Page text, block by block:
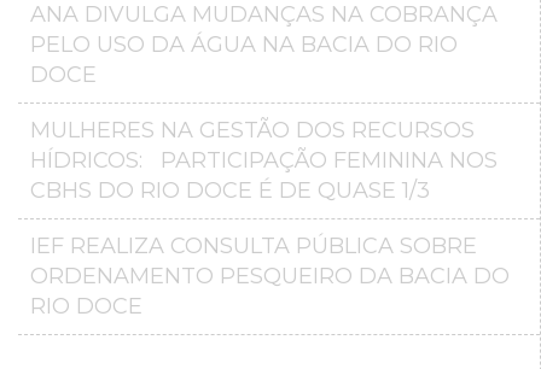
ANA DIVULGA MUDANÇAS NA COBRANÇA
PELO USO DA ÁGUA NA BACIA DO RIO
DOCE
MULHERES NA GESTÃO DOS RECURSOS
HÍDRICOS: PARTICIPAÇÃO FEMININA NOS
CBHS DO RIO DOCE É DE QUASE 1/3
IEF REALIZA CONSULTA PÚBLICA SOBRE
ORDENAMENTO PESQUEIRO DA BACIA DO
RIO DOCE